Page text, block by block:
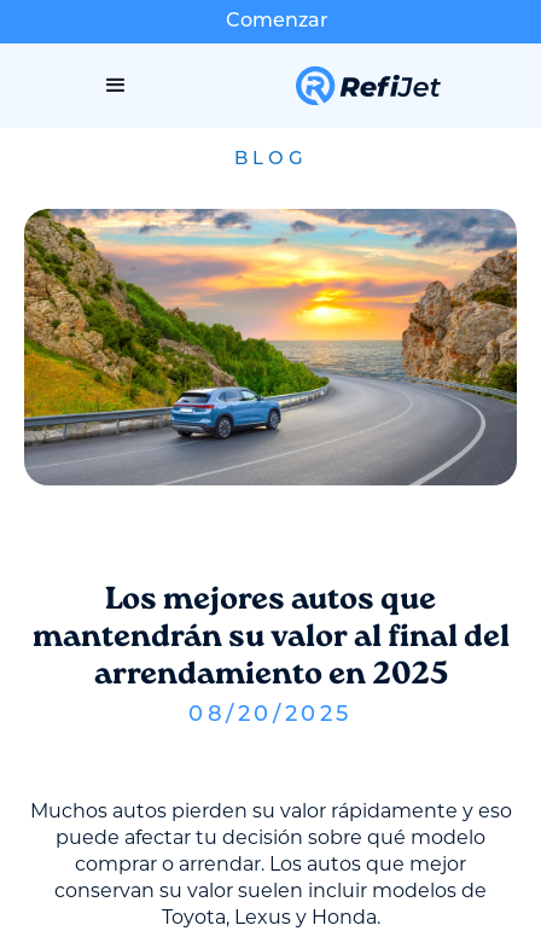
Comenzar
BLOG
Los mejores autos que
mantendrán su valor al final del
arrendamiento en 2025
08/ 20 / 2025
Muchos autos pierden su valor rápidamente y eso
puede afectar tu decisión sobre qué modelo
comprar o arrendar. Los autos que mejor
conservan su valor suelen incluir modelos de
Toyota, Lexus y Honda.